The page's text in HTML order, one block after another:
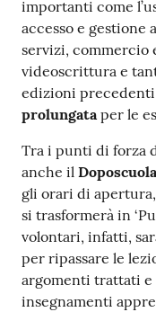
importanti come
accesso e
servizi, commercio
videoscrittura e
edizioni
prolungataper le
Tra i punti di forza
anche il
gli orari di apertura,
si trasformerà in
volontari, infatti,
per ripassare le
argomenti trattati
insegnamenti